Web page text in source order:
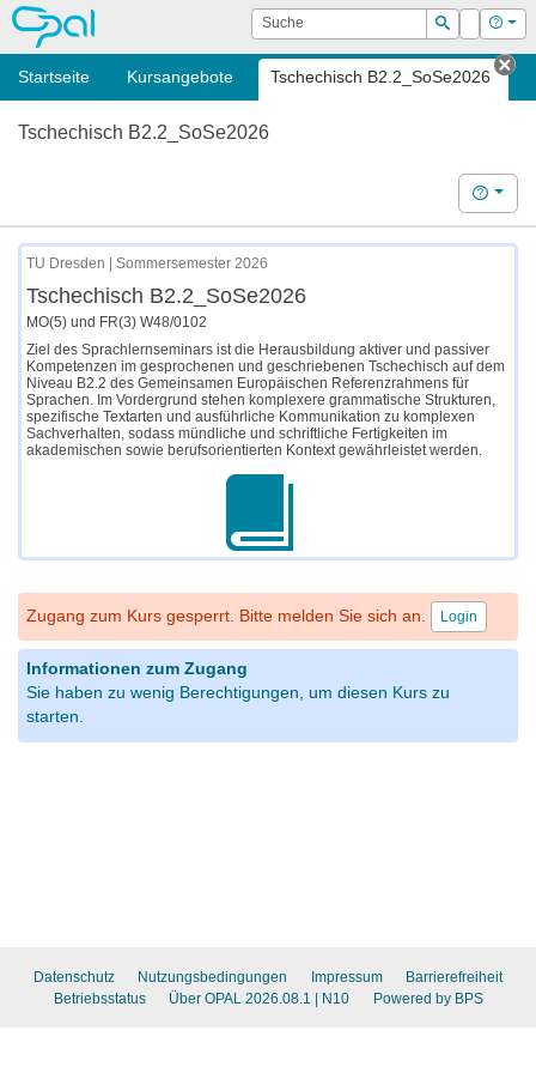
OPAL Suche
Suchen
Login Hilfe
Startseite Kursangebote Tschechisch B2.2_SoSe2026
Tschechisch B2.2_SoSe2026
Hilfe
TU Dresden | Sommersemester 2026
Tschechisch B2.2_SoSe2026
MO(5) und FR(3) W48/0102
Ziel des Sprachlernseminars ist die Herausbildung aktiver und passiver
Kompetenzen im gesprochenen und geschriebenen Tschechisch auf dem
Niveau B2.2 des Gemeinsamen Europäischen Referenzrahmens für
Sprachen. Im Vordergrund stehen komplexere grammatische Strukturen,
spezifische Textarten und ausführliche Kommunikation zu komplexen
Sachverhalten, sodass mündliche und schriftliche Fertigkeiten im
akademischen sowie berufsorientierten Kontext gewährleistet werden.
Zugang zum Kurs gesperrt. Bitte melden Sie sich an. Login
Informationen zum Zugang
Sie haben zu wenig Berechtigungen, um diesen Kurs zu
starten.
Datenschutz Nutzungsbedingungen Impressum
Barrierefreiheit
Betriebsstatus
Über OPAL 2026.08.1 | N10 Powered by BPS